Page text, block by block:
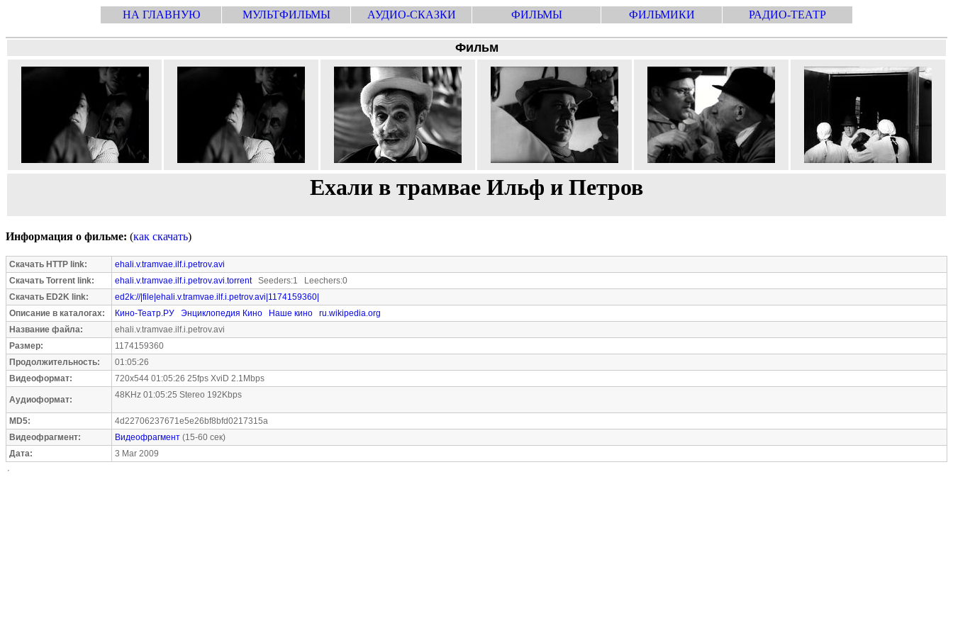
НА ГЛАВНУЮ МУЛЬТФИЛЬМЫ АУДИО-СКАЗКИ ФИЛЬМЫ ФИЛЬМИКИ РАДИО-ТЕАТР
Фильм
Ехали в трамвае Ильф и Петров
Информация о фильме: (как скачать)
Скачать HTTP link:
ehali.v.tramvae.ilf.i.petrov.avi
Скачать Torrent link:
ehali.v.tramvae.ilf.i.petrov.avi.torrentSeeders:1 Leechers:0
Скачать ED2K link:
ed2k://|file|ehali.v.tramvae.ilf.i.petrov.avi|1174159360|
Описание в каталогах:
Кино-Театр.РУ Энциклопедия Кино Наше кино
ru.wikipedia.org
Название файла:
ehali.v.tramvae.ilf.i.petrov.avi
Размер:
1174159360
Продолжительность:
01:05:26
Видеоформат:
720x544 01:05:26 25fps XviD 2.1Mbps
Аудиоформат: 48KHz 01:05:25 Stereo 192Kbps
MD5:
4d22706237671e5e26bf8bfd0217315a
Видеофрагмент:
Видеофрагмент (15-60 сек)
Дата:
3 Mar 2009